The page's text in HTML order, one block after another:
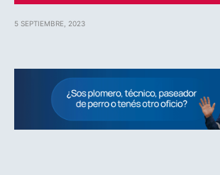
5 SEPTIEMBRE, 2023